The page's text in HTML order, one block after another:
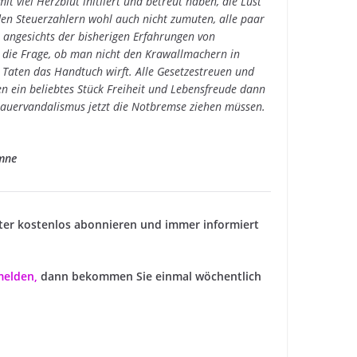
Steuerzahlern wohl auch nicht zumuten, alle paar
der bisherigen Erfahrungen von
Frage, ob man nicht den Krawallmachern in
das Handtuch wirft. Alle Gesetzestreuen und
beliebtes Stück Freiheit und Lebensfreude dann
jetzt die Notbremse ziehen müssen.
kostenlos abonnieren und immer informiert
, dann bekommen Sie einmal wöchentlich